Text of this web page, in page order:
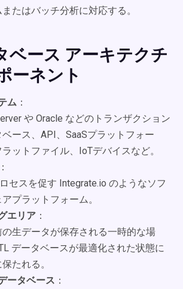
またはバッチ分析に対応する。
ベース アーキテクチ
ーネント
ム ：
や Oracle などのトランザクション
ベース、API、SaaSプラットフォー
ットファイル、IoTデバイスなど。
セスを促す Integrate.io のようなソフ
アプラットフォーム。
エリア ：
の生データが保存される一時的な場
データベースが最適化された状態に
たれる。
ータベース ：